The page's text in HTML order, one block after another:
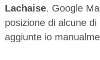
Lachaise. Google
posizione di alcune
aggiunte io